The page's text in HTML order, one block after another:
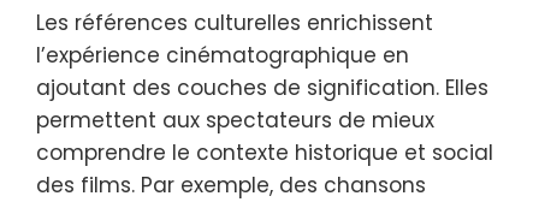
Les références culturelles enrichissent
l’expérience cinématographique en
ajoutant des couches de signification. Elles
permettent aux spectateurs de mieux
comprendre le contexte historique et social
des films. Par exemple, des chansons